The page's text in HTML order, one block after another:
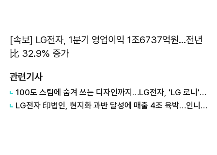
[속보] LG전자, 1분기 영업이익 1조6737억원…전년
比 32.9% 증가
관련기사
100도 스팀에 숨겨 쓰는 디자인까지…LG전자, 'LG 로니' 체험존 운영
LG전자 印법인, 현지화 과반 달성에 매출 4조 육박…인니·사우디 등 수출 눈앞